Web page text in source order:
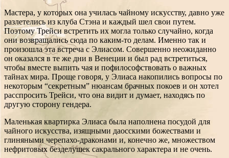
Мастера, у которых она училась чайному искусству, давно уже
разлетелись из клуба Стэна и каждый шел свои путем.
Поэтому Трейси встретить их могла только случайно, когда
они возвращались сюда по каким-то делам. Именно так и
произошла эта встреча с Элиасом. Совершенно неожиданно
он оказался в те же дни в Венеции и был рад встретиться,
чтобы вместе выпить чая и пофилософствовать о важных
тайнах мира. Проще говоря, у Элиаса накопились вопросы по
некоторым “секретным” нюансам брачных покоев и он хотел
расспросить Трейси, что она видит и думает, находясь по
другую сторону гендера.
Маленькая квартирка Элиаса была наполнена посудой для
чайного искусства, изящными даосскими божествами и
глиняными черепахо-драконами и, конечно же, множеством
нефритовых безделушек сакрального характера и не очень.